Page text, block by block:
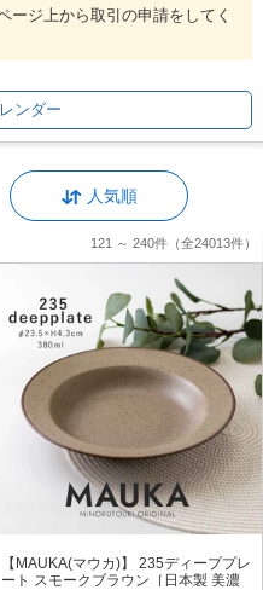
ージ上から取引の申請をしてく
ンダー
人気順
121 ～ 240件 （全24013件）
【MAUKA(マウカ)】 235ディーププレ
ート スモークブラウン［日本製 美濃